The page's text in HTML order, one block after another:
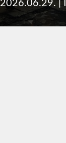
2026.06.29. |